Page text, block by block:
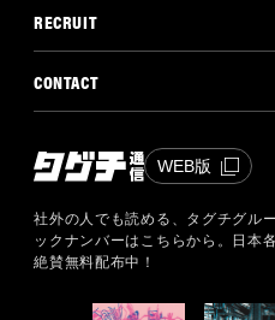
RECRUIT
CONTACT
WEB版
社外の人でも読める、タグチグル
ックナンバーはこちらから。
日本
絶賛無料配布中！